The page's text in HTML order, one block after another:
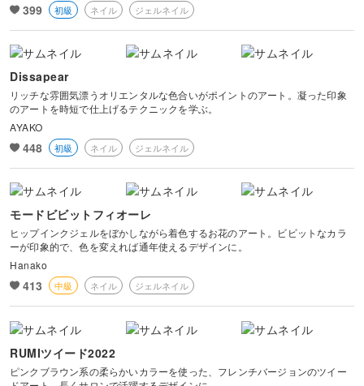
399 初級 ネイル ジェルネイル
Dissapear
リッチな雰囲気漂うオリエンタルな色合いがポイントのアート。凝った印象
のアートを時短で仕上げるテクニックを学ぶ。
AYAKO
448 初級 ネイル ジェルネイル
モードビビットフィオーレ
ヒップインクジェルをぼかしながら着色するお花のアート。ビビットなカラ
ーが印象的で、色を変えれば通年使えるデザインに。
Hanako
413 中級 ネイル ジェルネイル
RUMIツイード2022
ピンクブラウン系の柔らかいカラーを使った、フレンチバージョンのツイー